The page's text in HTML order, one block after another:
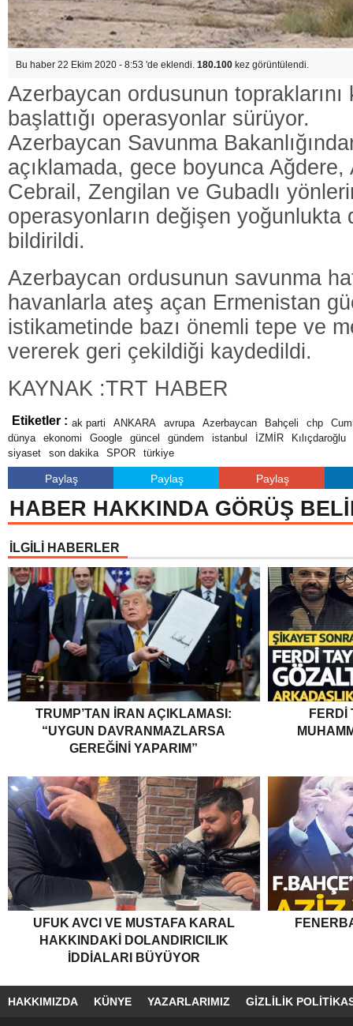
Bu haber 22 Ekim 2020 - 8:53 'de eklendi. 180.100 kez görüntülendi.
Azerbaycan ordusunun
başlattığı operasyonlar sürüyor.
Azerbaycan Savunma
açıklamada, gece boyunca
Cebrail, Zengilan ve Gubadlı
operasyonların değişen yoğunlukta
bildirildi.
Azerbaycan ordusunun savunma
havanlarla ateş açan Ermenistan
istikametinde bazı önemli tepe ve
vererek geri çekildiği kaydedildi.
KAYNAK :TRT HABER
Etiketler : ak parti ANKARA avrupa Azerbaycan Bahçeli chp
dünya
ekonomi Google güncel gündem istanbul İZMİR
Kılıçdaroğlu
siyaset
son dakika SPOR türkiye
Paylaş Paylaş Paylaş
HABER HAKKINDA GÖRÜŞ
İLGİLİ HABERLER
TRUMP’TAN İRAN AÇIKLAMASI:
“UYGUN DAVRANMAZLARSA
GEREĞINI YAPARIM”
FERDI
UFUK AVCI VE MUSTAFA KARAL
HAKKINDAKI DOLANDIRICILIK
İDDIALARI BÜYÜYOR
HAKKIMIZDA KÜNYE YAZARLARIMIZ GIZLILIK